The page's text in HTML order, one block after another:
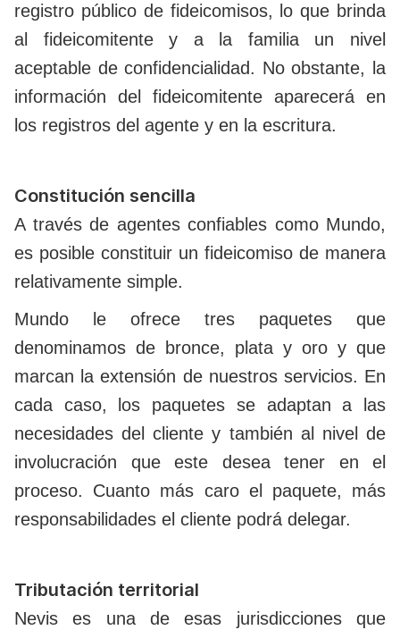
registro público de fideicomisos, lo que brinda
al fideicomitente y a la familia un nivel
aceptable de confidencialidad. No obstante, la
información del fideicomitente aparecerá en
los registros del agente y en la escritura.
Constitución sencilla
A través de agentes confiables como Mundo,
es posible constituir un fideicomiso de manera
relativamente simple.
Mundo le ofrece tres paquetes que
denominamos de bronce, plata y oro y que
marcan la extensión de nuestros servicios. En
cada caso, los paquetes se adaptan a las
necesidades del cliente y también al nivel de
involucración que este desea tener en el
proceso. Cuanto más caro el paquete, más
responsabilidades el cliente podrá delegar.
Tributación territorial
Nevis es una de esas jurisdicciones que